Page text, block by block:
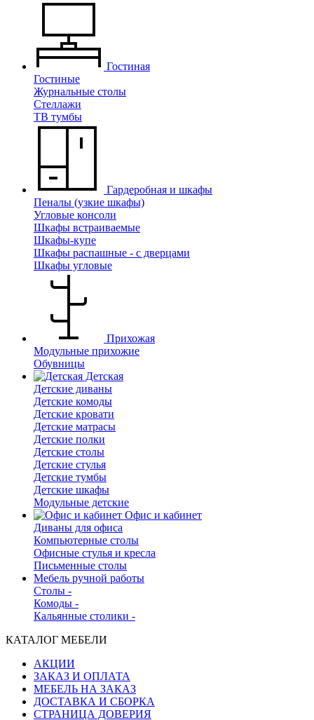
Гостиная
Гостиные
Журнальные столы
Стеллажи
ТВ тумбы
Гардеробная и шкафы
Пеналы (узкие шкафы)
Угловые консоли
Шкафы встраиваемые
Шкафы-купе
Шкафы распашные - с дверцами
Шкафы угловые
Прихожая
Модульные прихожие
Обувницы
Детская
Детские диваны
Детские комоды
Детские кровати
Детские матрасы
Детские полки
Детские столы
Детские стулья
Детские тумбы
Детские шкафы
Модульные детские
Офис и кабинет
Диваны для офиса
Компьютерные столы
Офисные стулья и кресла
Письменные столы
Мебель ручной работы
Столы -
Комоды -
Кальянные столики -
КАТАЛОГ МЕБЕЛИ
АКЦИИ
ЗАКАЗ И ОПЛАТА
МЕБЕЛЬ НА ЗАКАЗ
ДОСТАВКА И СБОРКА
СТРАНИЦА ДОВЕРИЯ